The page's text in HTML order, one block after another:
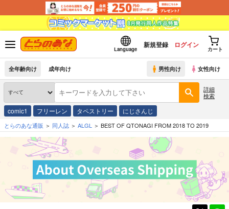
Language
新規登録 ログイン
カート
全年齢向け 成年向け 男性向け 女性向け
詳細
検索
comic1 フリーレン タペストリー にじさんじ
とらのあな通販 同人誌 ALGL BEST OF QTONAGI FROM 2018 TO 2019